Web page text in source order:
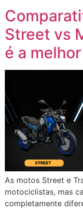
Street vs
é a
As motos Street e
motociclistas, mas
completamente